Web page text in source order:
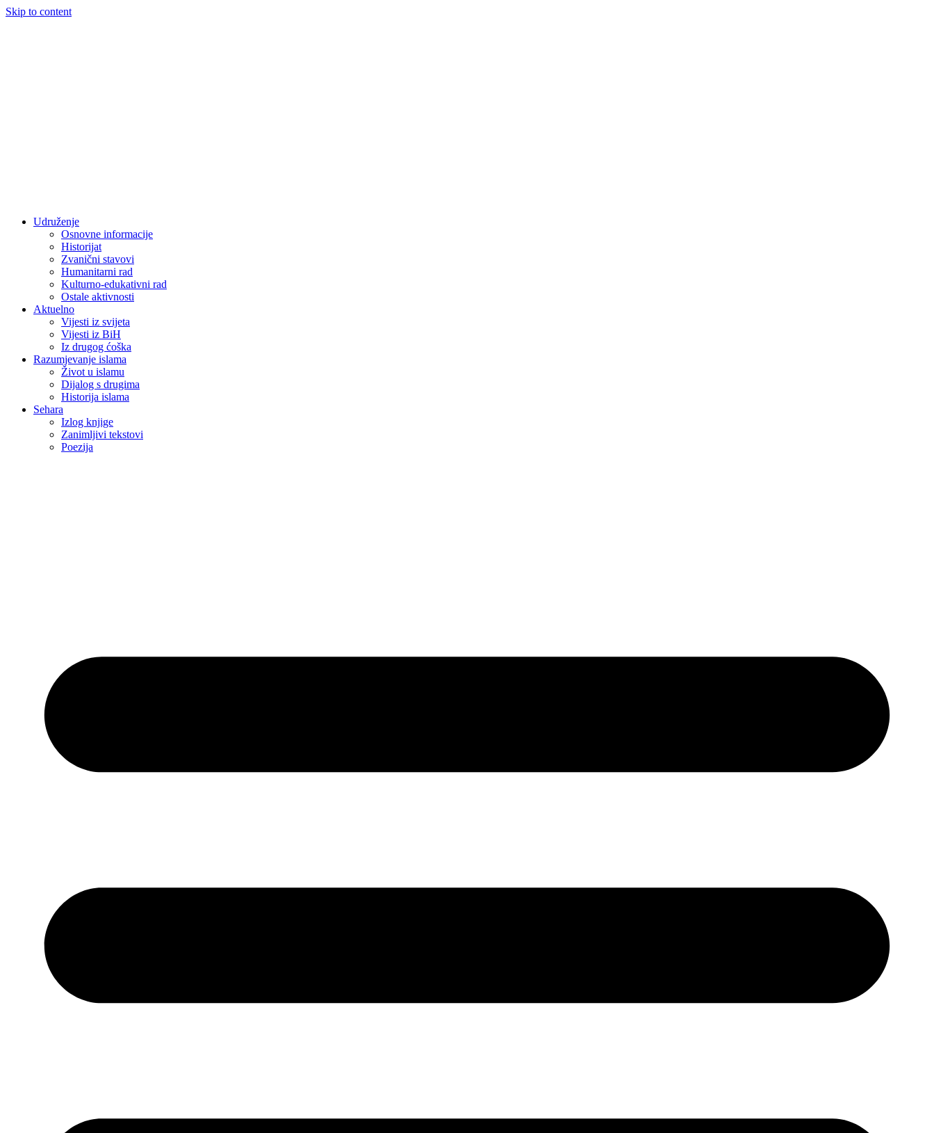
Skip to content
Udruženje
Osnovne informacije
Historijat
Zvanični stavovi
Humanitarni rad
Kulturno-edukativni rad
Ostale aktivnosti
Aktuelno
Vijesti iz svijeta
Vijesti iz BiH
Iz drugog ćoška
Razumjevanje islama
Život u islamu
Dijalog s drugima
Historija islama
Sehara
Izlog knjige
Zanimljivi tekstovi
Poezija